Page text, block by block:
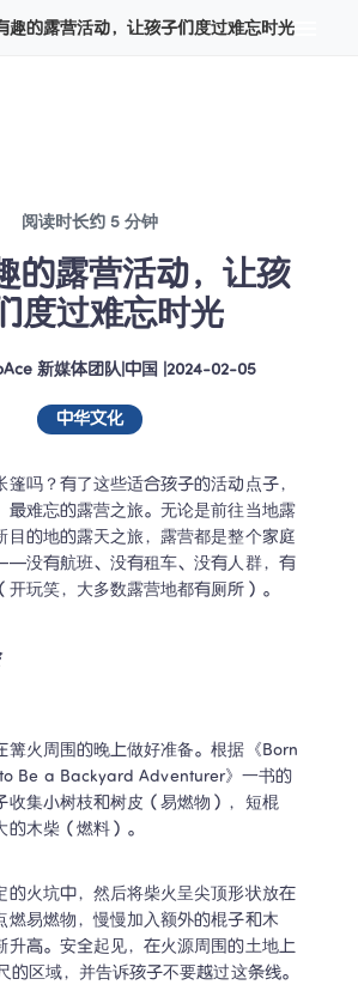
趣的露营活动，让孩子们度过难忘时光
阅读时长约 5 分钟
的露营活动，让孩
度过难忘时光
新媒体团队| 中国 2024-02-05
中华文化
篷吗？有了这些适合孩子的活动点子，
最难忘的露营之旅。无论是前往当地露
目的地的露天之旅，露营都是整个家庭
没有航班、没有租车、没有人群，有
开玩笑，大多数露营地都有厕所）。
篝火周围的晚上做好准备。根据《Born
Be a Backyard Adventurer》一书的
收集小树枝和树皮（易燃物），短棍
的木柴（燃料）。
的火坑中，然后将柴火呈尖顶形状放在
燃易燃物，慢慢加入额外的棍子和木
升高。安全起见，在火源周围的土地上
的区域，并告诉孩子不要越过这条线。